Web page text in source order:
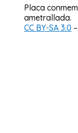
Placa
ametrallada.
CC BY-SA 3.0 –